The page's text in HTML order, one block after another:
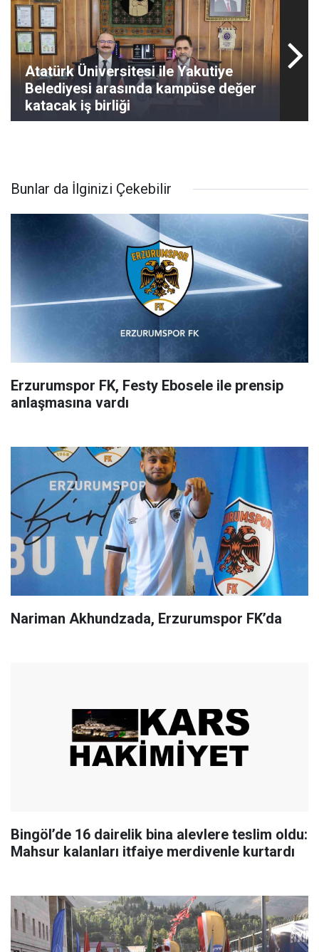
Atatürk Üniversitesi ile Yakutiye
Belediyesi arasında kampüse değer
katacak iş birliği
Bunlar da İlginizi Çekebilir
Erzurumspor FK, Festy Ebosele ile prensip
anlaşmasına vardı
Nariman Akhundzada, Erzurumspor FK’da
Bingöl’de 16 dairelik bina alevlere teslim oldu:
Mahsur kalanları itfaiye merdivenle kurtardı